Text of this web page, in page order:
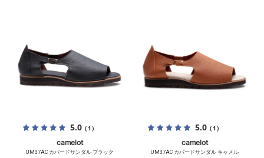
5.0（1）
camelot
UM37AC カバードサンダル ブラック
5.0（1）
camelot
UM37AC カバードサンダル キャメル